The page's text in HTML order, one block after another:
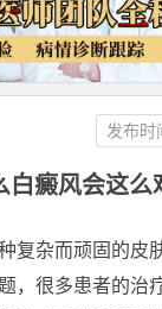
白癜风会这么
发布
杂而顽固的皮
，很多患者的治